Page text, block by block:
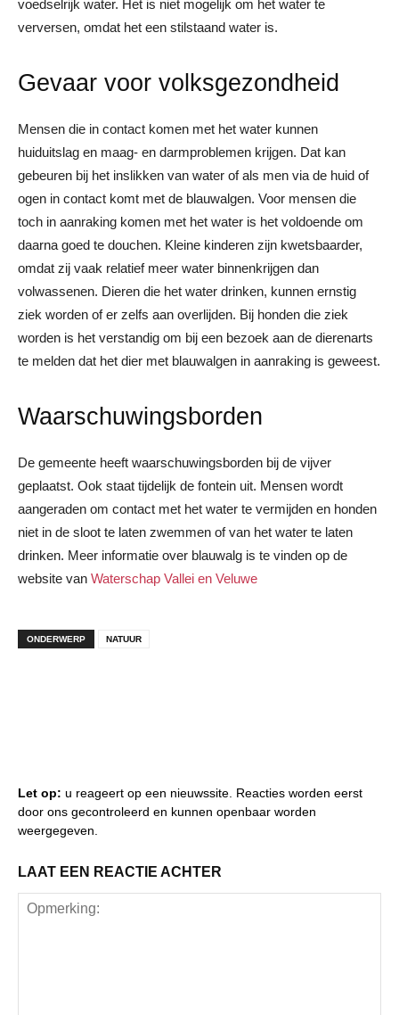
voedselrijk water. Het is niet mogelijk om het water te
verversen, omdat het een stilstaand water is.
Gevaar voor volksgezondheid
Mensen die in contact komen met het water kunnen
huiduitslag en maag- en darmproblemen krijgen. Dat kan
gebeuren bij het inslikken van water of als men via de huid of
ogen in contact komt met de blauwalgen. Voor mensen die
toch in aanraking komen met het water is het voldoende om
daarna goed te douchen. Kleine kinderen zijn kwetsbaarder,
omdat zij vaak relatief meer water binnenkrijgen dan
volwassenen. Dieren die het water drinken, kunnen ernstig
ziek worden of er zelfs aan overlijden. Bij honden die ziek
worden is het verstandig om bij een bezoek aan de dierenarts
te melden dat het dier met blauwalgen in aanraking is geweest.
Waarschuwingsborden
De gemeente heeft waarschuwingsborden bij de vijver
geplaatst. Ook staat tijdelijk de fontein uit. Mensen wordt
aangeraden om contact met het water te vermijden en honden
niet in de sloot te laten zwemmen of van het water te laten
drinken. Meer informatie over blauwalg is te vinden op de
website van Waterschap Vallei en Veluwe
ONDERWERP NATUUR
Let op: u reageert op een nieuwssite. Reacties worden eerst
door ons gecontroleerd en kunnen openbaar worden
weergegeven.
LAAT EEN REACTIE ACHTER